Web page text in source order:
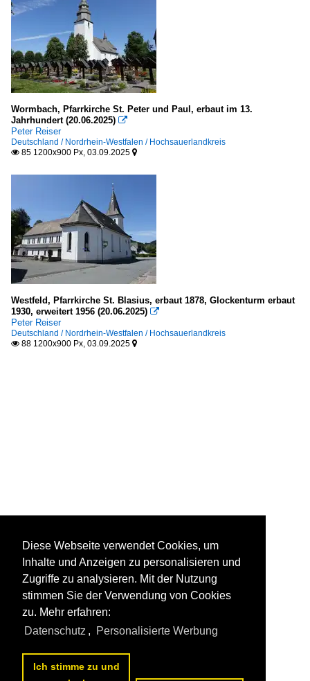
Wormbach, Pfarrkirche St. Peter und Paul, erbaut im 13.
Jahrhundert (20.06.2025) 
Peter Reiser
Deutschland / Nordrhein-Westfalen / Hochsauerlandkreis
 85 1200x900 Px, 03.09.2025 
Westfeld, Pfarrkirche St. Blasius, erbaut 1878, Glockenturm erbaut
1930, erweitert 1956 (20.06.2025) 
Peter Reiser
Deutschland / Nordrhein-Westfalen / Hochsauerlandkreis
 88 1200x900 Px, 03.09.2025 
Diese Webseite verwendet Cookies, um
Inhalte und Anzeigen zu personalisieren und
Zugriffe zu analysieren. Mit der Nutzung
stimmen Sie der Verwendung von Cookies
zu. Mehr erfahren:
Datenschutz , Personalisierte Werbung
Ich stimme zu und